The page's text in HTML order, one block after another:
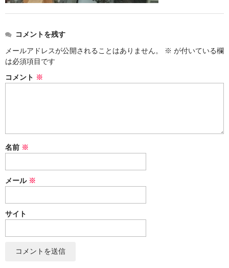
その他
キャラクター
ゆもみちゃん
雑貨
スイーツ
クッキー
コメントを残す
メールアドレスが公開されることはありません。
※ が付いている欄
は必須項目です
コメント ※
名前 ※
メール ※
サイト